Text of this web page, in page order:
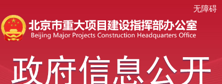
无障碍